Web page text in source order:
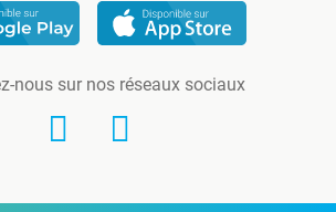
nous sur nos réseaux sociaux